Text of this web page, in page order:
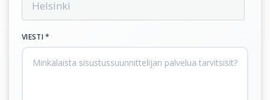
VIESTI *